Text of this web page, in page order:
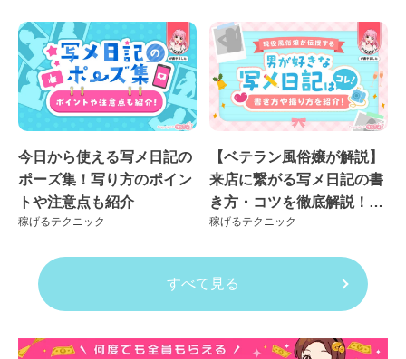
今日から使える写メ日記の
ポーズ集！写り方のポイン
トや注意点も紹介
稼げるテクニック
【ベテラン風俗嬢が解説】
来店に繋がる写メ日記の書
き方・コツを徹底解説！良
くない例も紹介
稼げるテクニック
すべて見る